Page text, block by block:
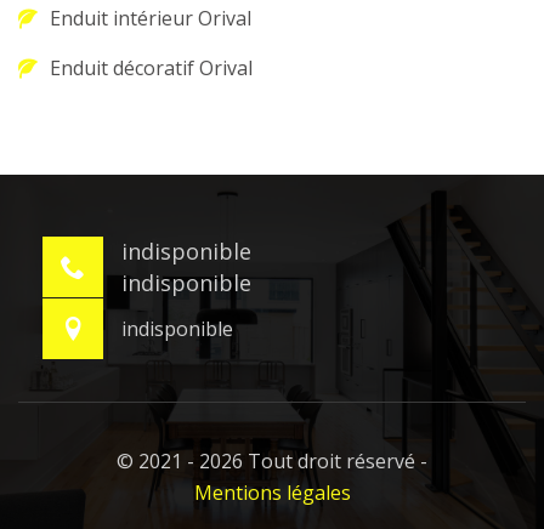
Enduit intérieur Orival
Enduit décoratif Orival
indisponible
indisponible
indisponible
© 2021 - 2026 Tout droit réservé -
Mentions légales